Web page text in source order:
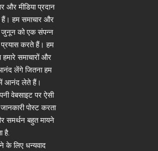
और मीडिया प्रदान
हैं। हम समाचार और
जुनून को एक संपन्न
करते हैं। हम
समाचारों और
आनंद लेंगे जितना हम
आनंद लेते हैं।
वेबसाइट पर ऐसी
पोस्ट करता
समर्थन बहुत मायने
है.
के लिए धन्यवाद